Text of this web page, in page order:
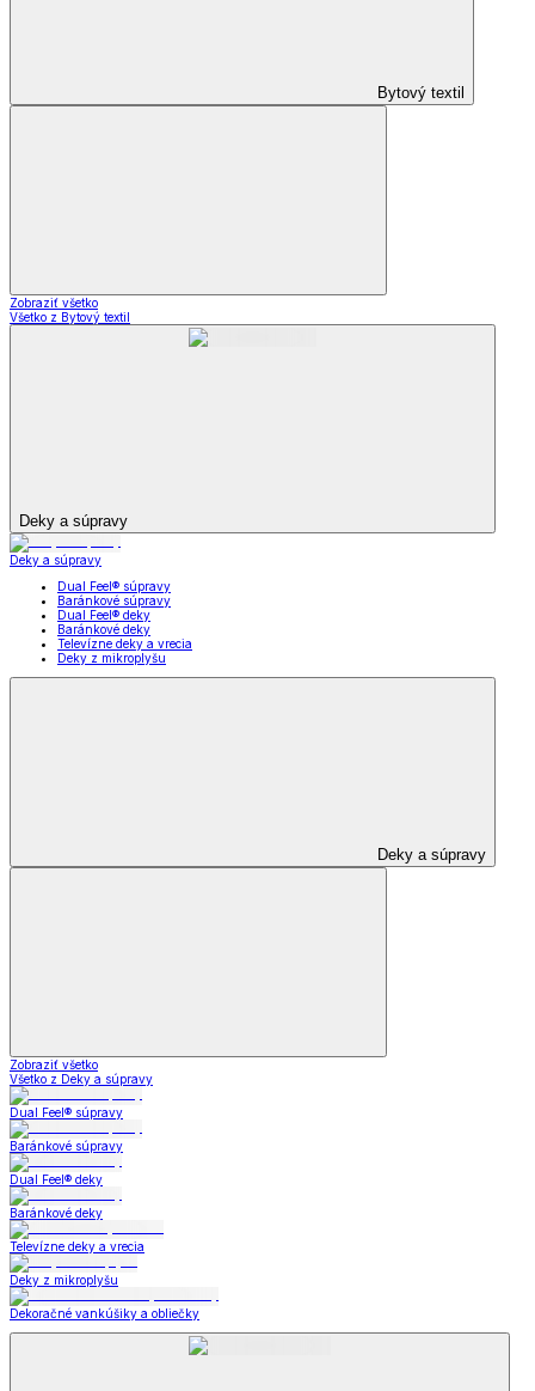
Bytový textil
Zobraziť všetko
Všetko z Bytový textil
Deky a súpravy
Deky a súpravy
Dual Feel® súpravy
Baránkové súpravy
Dual Feel® deky
Baránkové deky
Televízne deky a vrecia
Deky z mikroplyšu
Deky a súpravy
Zobraziť všetko
Všetko z Deky a súpravy
Dual Feel® súpravy
Baránkové súpravy
Dual Feel® deky
Baránkové deky
Televízne deky a vrecia
Deky z mikroplyšu
Dekoračné vankúšiky a obliečky